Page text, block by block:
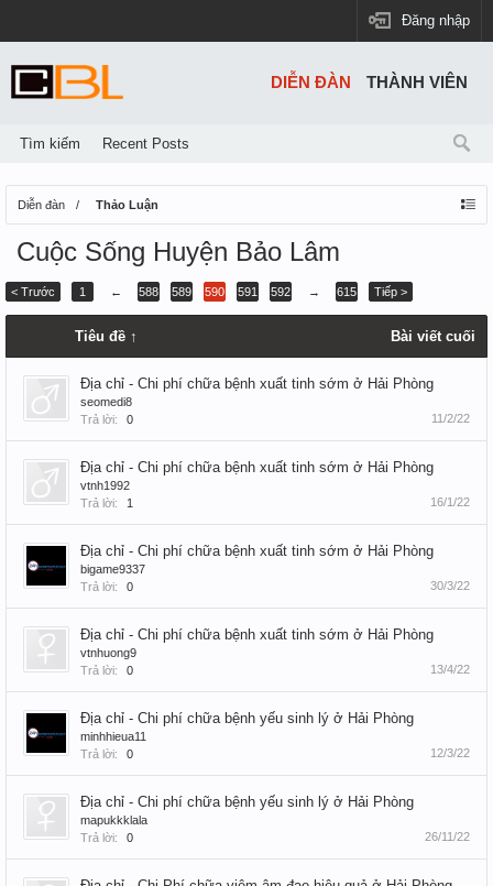
Đăng nhập
Diễn đàn Thảo Luận
Cuộc Sống Huyện Bảo Lâm
< Trước 1 ← 588 589 590 591 592 → 615 Tiếp >
Tiêu đề ↑ Bài viết cuối
Địa chỉ - Chi phí chữa bệnh xuất tinh sớm ở Hải Phòng
seomedi8
Trả lời:
0 11/2/22
Địa chỉ - Chi phí chữa bệnh xuất tinh sớm ở Hải Phòng
vtnh1992
Trả lời:
1 16/1/22
Địa chỉ - Chi phí chữa bệnh xuất tinh sớm ở Hải Phòng
bigame9337
Trả lời:
0 30/3/22
Địa chỉ - Chi phí chữa bệnh xuất tinh sớm ở Hải Phòng
vtnhuong9
Trả lời:
0 13/4/22
Địa chỉ - Chi phí chữa bệnh yếu sinh lý ở Hải Phòng
minhhieua11
Trả lời:
0 12/3/22
Địa chỉ - Chi phí chữa bệnh yếu sinh lý ở Hải Phòng
mapukkklala
Trả lời:
0 26/11/22
DIỄN ĐÀN
Tìm kiếm Recent Posts
THÀNH VIÊN